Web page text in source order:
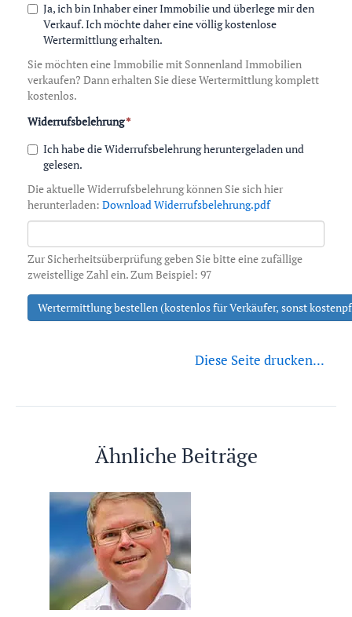
Ja, ich bin Inhaber einer Immobilie und überlege mir den
Verkauf. Ich möchte daher eine völlig kostenlose
Wertermittlung erhalten.
Sie möchten eine Immobilie mit Sonnenland Immobilien
verkaufen? Dann erhalten Sie diese Wertermittlung komplett
kostenlos.
Widerrufsbelehrung*
Ich habe die Widerrufsbelehrung heruntergeladen und
gelesen.
Die aktuelle Widerrufsbelehrung können Sie sich hier
herunterladen: Download Widerrufsbelehrung.pdf
Zur Sicherheitsüberprüfung geben Sie bitte eine zufällige
zweistellige Zahl ein. Zum Beispiel: 97
Wertermittlung bestellen (kostenlos für Verkäufer, sonst
Diese Seite drucken...
Ähnliche Beiträge